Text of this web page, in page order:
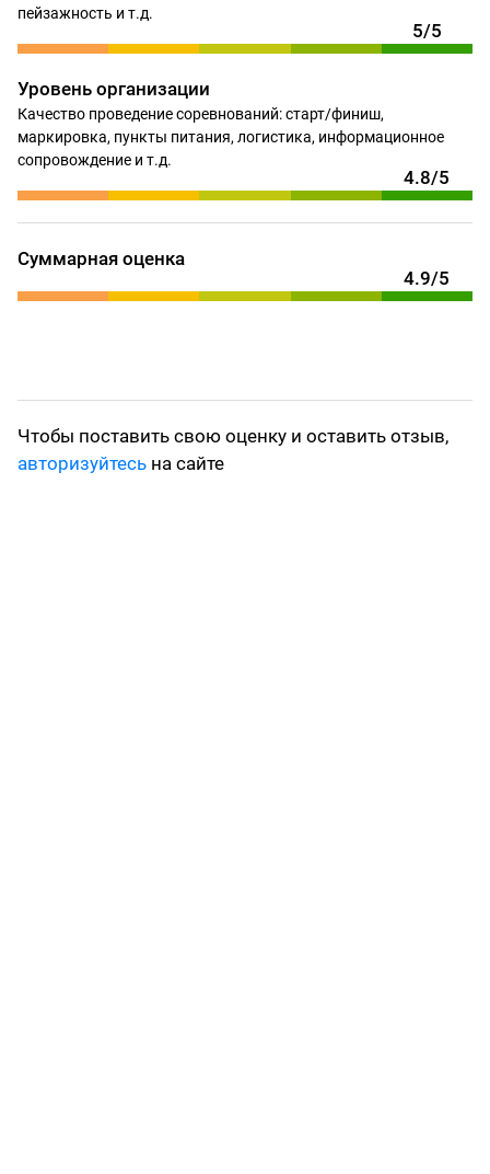
пейзажность и т.д.
5/5
Уровень организации
Качество проведение соревнований: старт/финиш,
маркировка, пункты питания, логистика, информационное
сопровождение и т.д.
4.8/5
Суммарная оценка
4.9/5
Чтобы поставить свою оценку и оставить отзыв,
авторизуйтесь на сайте